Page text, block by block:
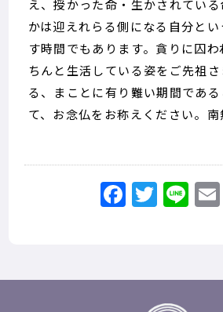
え、授かった命・生かされてい
かは迎えれらる側になる自分と
す時間でもあります。貪りに囚
ちんと生活している姿をご先祖
る、まことに有り難い期間であ
て、お念仏をお称えください。南